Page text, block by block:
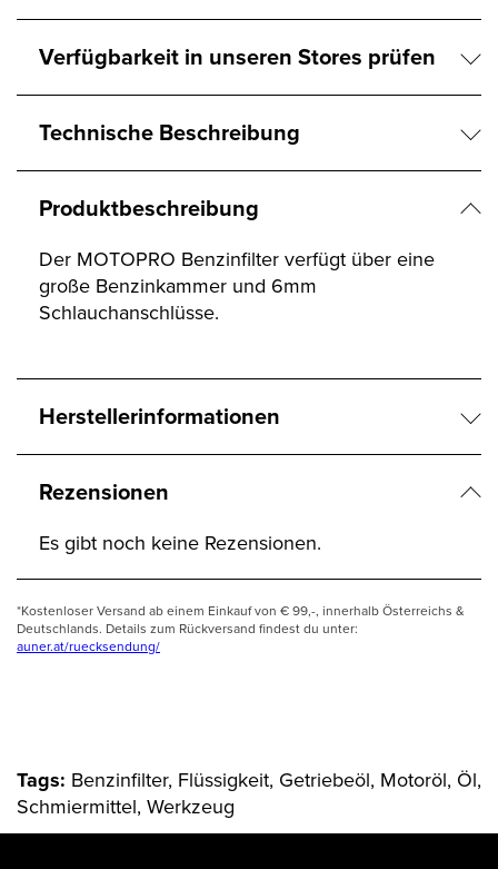
Verfügbarkeit in unseren Stores prüfen
Technische Beschreibung
Produktbeschreibung
Der MOTOPRO Benzinfilter verfügt über eine
große Benzinkammer und 6mm
Schlauchanschlüsse.
Herstellerinformationen
Rezensionen
Es gibt noch keine Rezensionen.
*Kostenloser Versand ab einem Einkauf von € 99,-, innerhalb Österreichs &
Deutschlands. Details zum Rückversand findest du unter:
auner.at/ruecksendung/
Tags: Benzinfilter, Flüssigkeit, Getriebeöl, Motoröl, Öl,
Schmiermittel, Werkzeug